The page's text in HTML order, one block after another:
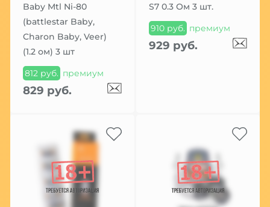
Baby Mtl Ni-80
(battlestar Baby,
Charon Baby, Veer)
(1.2 ом) 3 шт
812 руб. премиум
829 руб.
S7 0.3 Ом 3 шт.
910 руб. премиум
929 руб.